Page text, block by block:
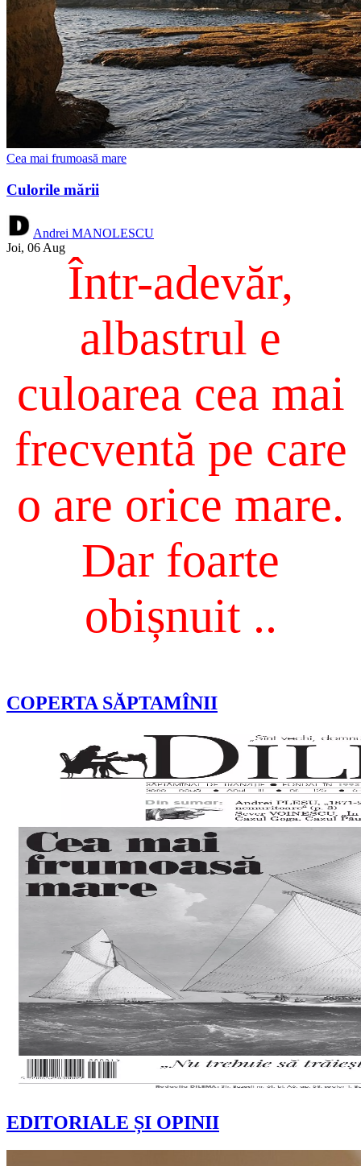
Cea mai frumoasă mare
Culorile mării
Andrei MANOLESCU
Joi, 06 Aug
Într-adevăr,
albastrul e
culoarea cea mai
frecventă pe care
o are orice mare.
Dar foarte
obișnuit ..
COPERTA SĂPTAMÎNII
EDITORIALE ȘI OPINII